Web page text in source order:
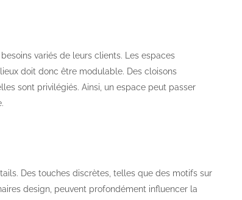
besoins variés de leurs clients. Les espaces
doit donc être modulable. Des cloisons
sont privilégiés. Ainsi, un espace peut passer
Des touches discrètes, telles que des motifs sur
design, peuvent profondément influencer la